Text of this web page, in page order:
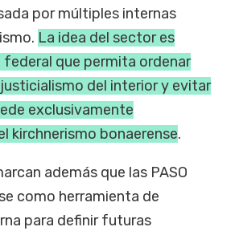
por múltiples internas
La idea del sector es
federal que permita ordenar
del interior y evitar
exclusivamente
kirchnerismo bonaerense.
además que las PASO
como herramienta de
para definir futuras